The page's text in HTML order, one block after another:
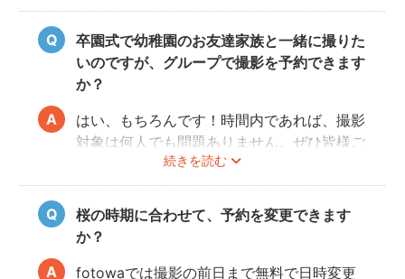
ィもあります。
10年後、20年後に見返して、撮ってよかっ
たと思っていただける写真をお届けします。
卒園式で幼稚園のお友達家族と一緒に撮りた
いのですが、グループで撮影を予約できます
か？
続きを読む
はい、もちろんです！時間内であれば、撮影
対象は何人でも問題ありません。ぜひ皆様ご
一緒に素敵な思い出を残してください。
桜の時期に合わせて、予約を変更できます
か？
fotowaでは撮影の前日まで無料で日時変更